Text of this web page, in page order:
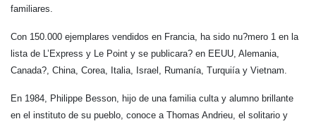
familiares.
Con 150.000 ejemplares vendidos en Francia, ha sido nu?mero 1 en la
lista de L’Express y Le Point y se publicara? en EEUU, Alemania,
Canada?, China, Corea, Italia, Israel, Rumanía, Turquiía y Vietnam.
En 1984, Philippe Besson, hijo de una familia culta y alumno brillante
en el instituto de su pueblo, conoce a Thomas Andrieu, el solitario y